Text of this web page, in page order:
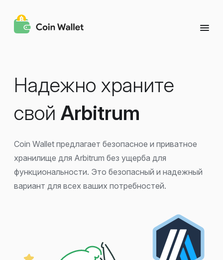
Надежно храните
свой Arbitrum
Coin Wallet предлагает безопасное и приватное
хранилище для Arbitrum без ущерба для
функциональности. Это безопасный и надежный
вариант для всех ваших потребностей.